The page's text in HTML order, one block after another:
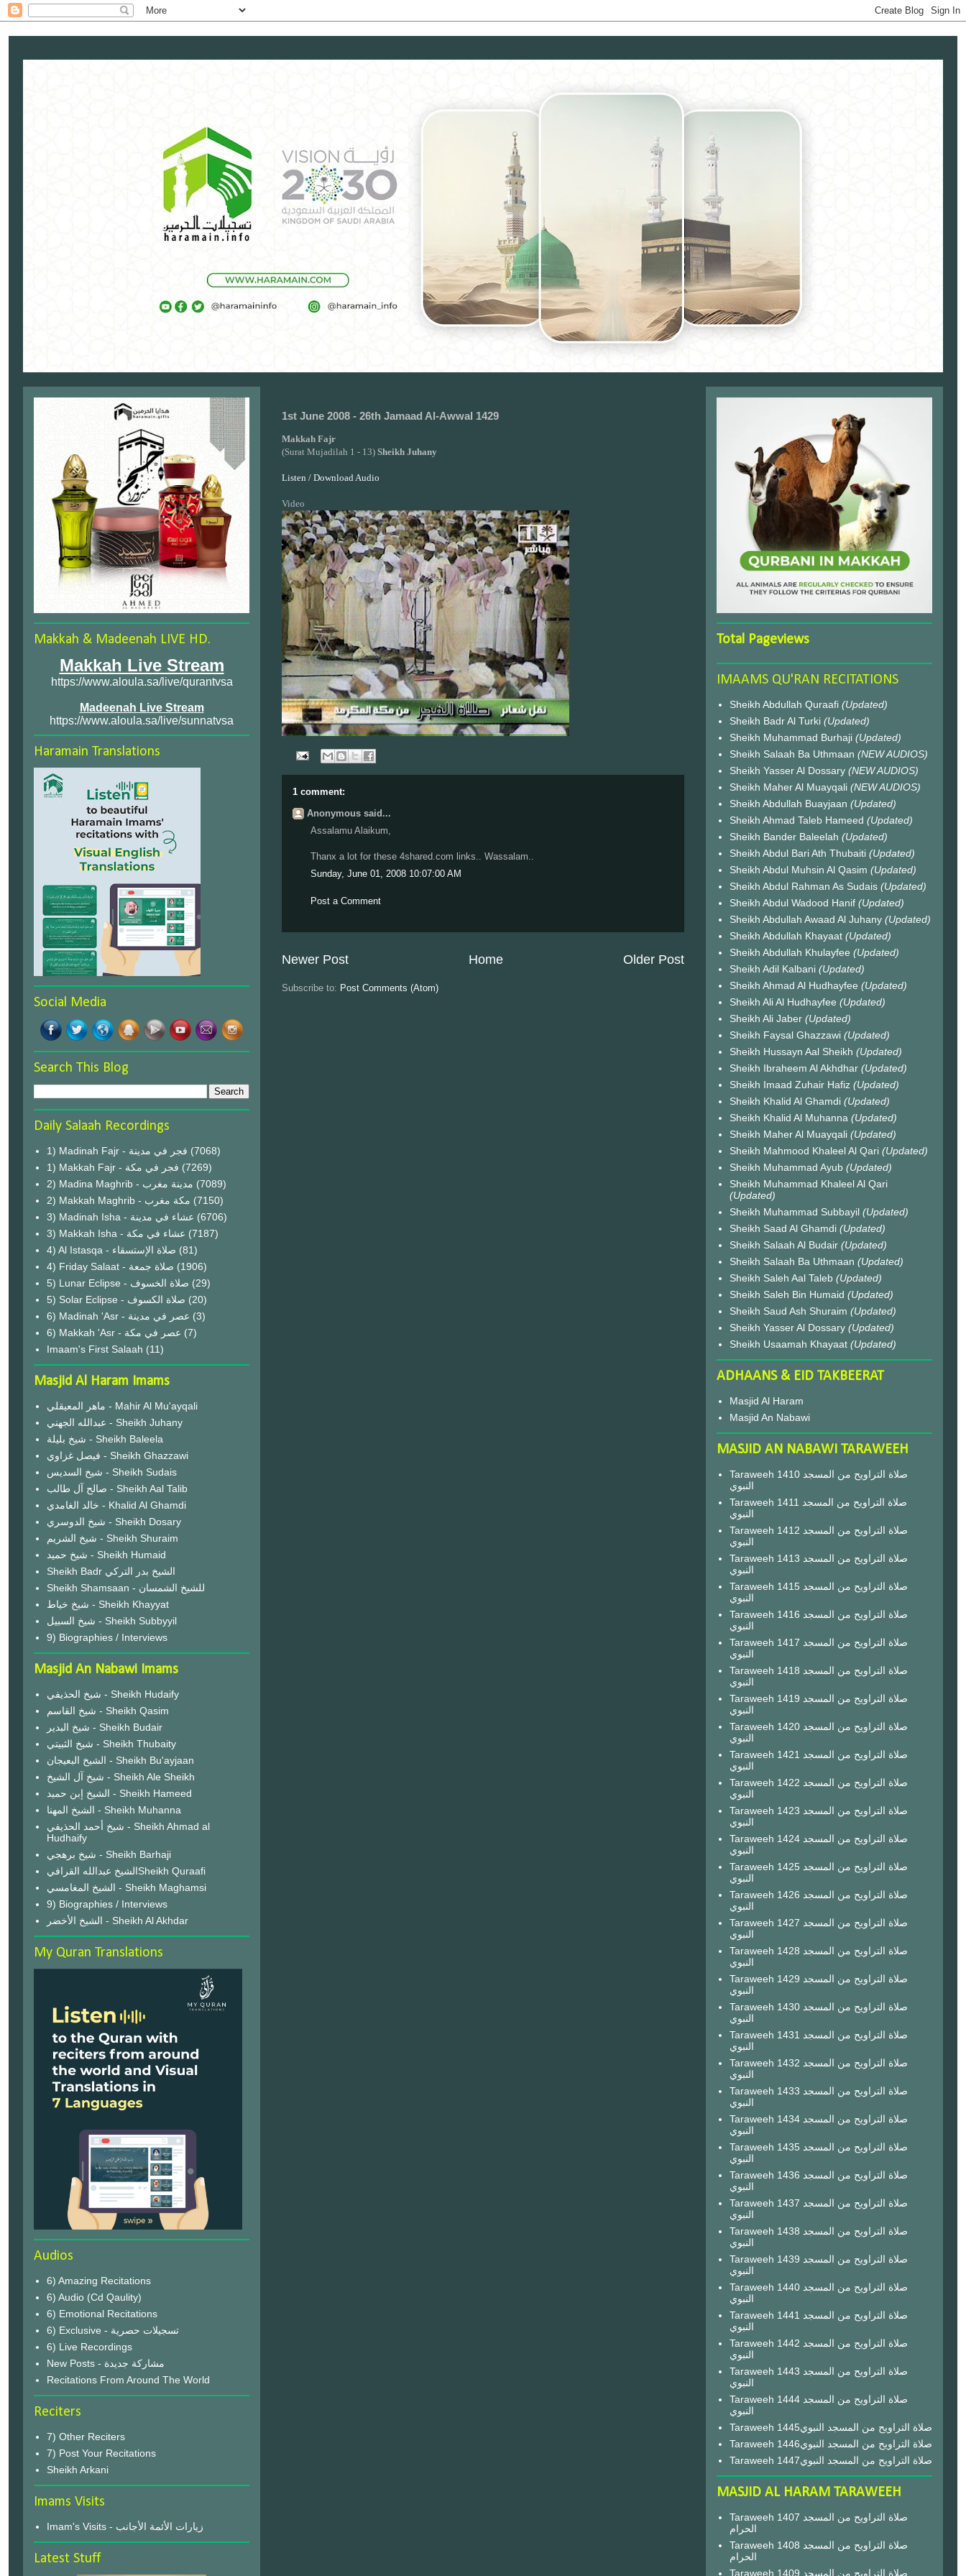
1st June 2008 - 26th Jamaad Al-Awwal 1429
Makkah Fajr
(Surat Mujadilah 1 - 13) Sheikh Juhany
Listen / Download Audio
Video
1 comment:
Anonymous said...
Assalamu Alaikum,
Thanx a lot for these 4shared.com links.. Wassalam..
Sunday, June 01, 2008 10:07:00 AM
Post a Comment
Newer Post Older Post
Home
Subscribe to: Post Comments (Atom)
Makkah & Madeenah LIVE HD.
Makkah Live Stream
https://www.aloula.sa/live/qurantvsa
Madeenah Live Stream
https://www.aloula.sa/live/sunnatvsa
Haramain Translations
Social Media
Search This Blog
Daily Salaah Recordings
1) Madinah Fajr - فجر في مدينة (7068)
1) Makkah Fajr - فجر في مكة (7269)
2) Madina Maghrib - مدينة مغرب (7089)
2) Makkah Maghrib - مكة مغرب (7150)
3) Madinah Isha - عشاء في مدينة (6706)
3) Makkah Isha - عشاء في مكة (7187)
4) Al Istasqa - صلاة الإستسقاء (81)
4) Friday Salaat - صلاة جمعة (1906)
5) Lunar Eclipse - صلاة الخسوف (29)
(20)
6) Madinah 'Asr - عصر في مدينة (3)
6) Makkah 'Asr - عصر في مكة (7)
Imaam's First Salaah (11)
Masjid Al Haram Imams
ماهر المعيقلي - Mahir Al Mu'ayqali
عبدالله الجهني - Sheikh Juhany
شيخ بليلة - Sheikh Baleela
فيصل غزاوي - Sheikh Ghazzawi
شيخ السديس - Sheikh Sudais
صالح آل طالب - Sheikh Aal Talib
خالد الغامدي - Khalid Al Ghamdi
شيخ الدوسري - Sheikh Dosary
شيخ الشريم - Sheikh Shuraim
شيخ حميد - Sheikh Humaid
Sheikh Badr الشيخ بدر التركي
Sheikh Shamsaan - للشيخ الشمسان
شيخ خياط - Sheikh Khayyat
شيخ السبيل - Sheikh Subbyyil
9) Biographies / Interviews
Masjid An Nabawi Imams
شيخ الحذيفي - Sheikh Hudaify
شيخ القاسم - Sheikh Qasim
شيخ البدير - Sheikh Budair
شيخ الثبيتي - Sheikh Thubaity
الشيخ البعيجان - Sheikh Bu'ayjaan
شيخ آل الشيخ - Sheikh Ale Sheikh
الشيخ إبن حميد - Sheikh Hameed
الشيخ المهنا - Sheikh Muhanna
شيخ أحمد الحذيفي - Sheikh Ahmad al
Hudhaify
شيخ برهجي - Sheikh Barhaji
الشيخ عبدالله القرافيSheikh Quraafi
الشيخ المغامسي - Sheikh Maghamsi
9) Biographies / Interviews
الشيخ الأخضر - Sheikh Al Akhdar
My Quran Translations
Audios
6) Amazing Recitations
6) Audio (Cd Qaulity)
6) Emotional Recitations
6) Exclusive - تسجيلات حصرية
6) Live Recordings
New Posts - مشاركة جديدة
Recitations From Around The World
Reciters
7) Other Reciters
7) Post Your Recitations
Sheikh Arkani
Imams Visits
Imam's Visits - زيارات الأئمة الأجانب
Latest Stuff
Total Pageviews
IMAAMS QU'RAN RECITATIONS
Sheikh Abdullah Quraafi (Updated)
Sheikh Badr Al Turki (Updated)
Sheikh Muhammad Burhaji (Updated)
Sheikh Salaah Ba Uthmaan (NEW AUDIOS)
Sheikh Yasser Al Dossary (NEW AUDIOS)
Sheikh Maher Al Muayqali (NEW AUDIOS)
Sheikh Abdullah Buayjaan (Updated)
Sheikh Ahmad Taleb Hameed (Updated)
Sheikh Bander Baleelah (Updated)
Sheikh Abdul Bari Ath Thubaiti (Updated)
Sheikh Abdul Muhsin Al Qasim (Updated)
Sheikh Abdul Rahman As Sudais (Updated)
Sheikh Abdul Wadood Hanif (Updated)
Sheikh Abdullah Awaad Al Juhany (Updated)
Sheikh Abdullah Khayaat (Updated)
Sheikh Abdullah Khulayfee (Updated)
Sheikh Adil Kalbani (Updated)
Sheikh Ahmad Al Hudhayfee (Updated)
Sheikh Ali Al Hudhayfee (Updated)
Sheikh Ali Jaber (Updated)
Sheikh Faysal Ghazzawi (Updated)
Sheikh Hussayn Aal Sheikh (Updated)
Sheikh Ibraheem Al Akhdhar (Updated)
Sheikh Imaad Zuhair Hafiz (Updated)
Sheikh Khalid Al Ghamdi (Updated)
Sheikh Khalid Al Muhanna (Updated)
Sheikh Maher Al Muayqali (Updated)
Sheikh Mahmood Khaleel Al Qari (Updated)
Sheikh Muhammad Ayub (Updated)
Sheikh Muhammad Khaleel Al Qari
(Updated)
Sheikh Muhammad Subbayil (Updated)
Sheikh Saad Al Ghamdi (Updated)
Sheikh Salaah Al Budair (Updated)
Sheikh Salaah Ba Uthmaan (Updated)
Sheikh Saleh Aal Taleb (Updated)
Sheikh Saleh Bin Humaid (Updated)
Sheikh Saud Ash Shuraim (Updated)
Sheikh Yasser Al Dossary (Updated)
Sheikh Usaamah Khayaat (Updated)
ADHAANS & EID TAKBEERAT
Masjid Al Haram
Masjid An Nabawi
MASJID AN NABAWI TARAWEEH
Taraweeh 1410 صلاة التراويح من المسجد
النبوي
Taraweeh 1411 صلاة التراويح من المسجد
النبوي
Taraweeh 1412 صلاة التراويح من المسجد
النبوي
Taraweeh 1413 صلاة التراويح من المسجد
النبوي
Taraweeh 1415 صلاة التراويح من المسجد
النبوي
Taraweeh 1416 صلاة التراويح من المسجد
النبوي
Taraweeh 1417 صلاة التراويح من المسجد
النبوي
Taraweeh 1418 صلاة التراويح من المسجد
النبوي
Taraweeh 1419 صلاة التراويح من المسجد
النبوي
Taraweeh 1420 صلاة التراويح من المسجد
النبوي
Taraweeh 1421 صلاة التراويح من المسجد
النبوي
Taraweeh 1422 صلاة التراويح من المسجد
النبوي
Taraweeh 1423 صلاة التراويح من المسجد
النبوي
Taraweeh 1424 صلاة التراويح من المسجد
النبوي
Taraweeh 1425 صلاة التراويح من المسجد
النبوي
Taraweeh 1426 صلاة التراويح من المسجد
النبوي
Taraweeh 1427 صلاة التراويح من المسجد
النبوي
Taraweeh 1428 صلاة التراويح من المسجد
النبوي
Taraweeh 1429 صلاة التراويح من المسجد
النبوي
Taraweeh 1430 صلاة التراويح من المسجد
النبوي
Taraweeh 1431 صلاة التراويح من المسجد
النبوي
Taraweeh 1432 صلاة التراويح من المسجد
النبوي
Taraweeh 1433 صلاة التراويح من المسجد
النبوي
Taraweeh 1434 صلاة التراويح من المسجد
النبوي
Taraweeh 1435 صلاة التراويح من المسجد
النبوي
Taraweeh 1436 صلاة التراويح من المسجد
النبوي
Taraweeh 1437 صلاة التراويح من المسجد
النبوي
Taraweeh 1438 صلاة التراويح من المسجد
النبوي
Taraweeh 1439 صلاة التراويح من المسجد
النبوي
Taraweeh 1440 صلاة التراويح من المسجد
النبوي
Taraweeh 1441 صلاة التراويح من المسجد
النبوي
Taraweeh 1442 صلاة التراويح من المسجد
النبوي
Taraweeh 1443 صلاة التراويح من المسجد
النبوي
Taraweeh 1444 صلاة التراويح من المسجد
النبوي
Taraweeh 1445صلاة التراويح من المسجد النبوي
Taraweeh 1446صلاة التراويح من المسجد النبوي
Taraweeh 1447صلاة التراويح من المسجد النبوي
MASJID AL HARAM TARAWEEH
Taraweeh 1407 صلاة التراويح من المسجد
الحرام
Taraweeh 1408 صلاة التراويح من المسجد
الحرام
Taraweeh 1409 صلاة التراويح من المسجد